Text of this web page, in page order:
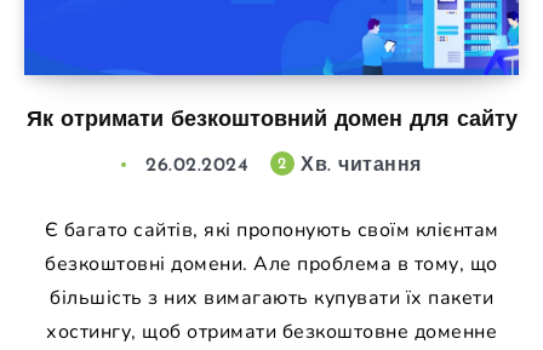
Як отримати безкоштовний домен для сайту
26.02.2024 2 Хв. читання
Є багато сайтів, які пропонують своїм клієнтам
безкоштовні домени. Але проблема в тому, що
більшість з них вимагають купувати їх пакети
хостингу, щоб отримати безкоштовне доменне